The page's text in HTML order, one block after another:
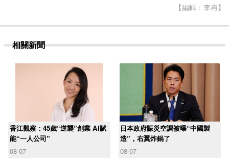
【編輯：李冉】
相關新聞
香江觀察：45歲“逆襲”創業 AI賦
能“一人公司”
08-07
日本政府賑災空調被曝“中國製
造”，右翼炸鍋了
08-07